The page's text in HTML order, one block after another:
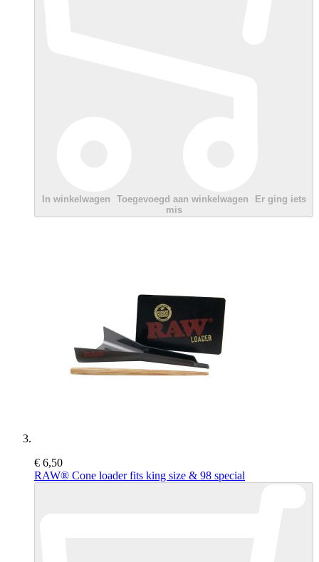
In winkelwagen Toegevoegd aan winkelwagen
Er ging iets
mis
€ 6,50
RAW® Cone loader fits king size & 98 special